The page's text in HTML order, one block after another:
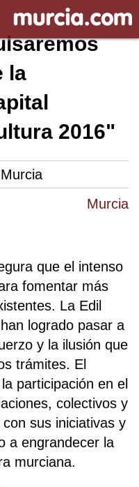
Murcia
la
2016"
que el intenso
fomentar más
La Edil
logrado pasar a
y la ilusión que
trámites. El
participación en el
colectivos y
sus iniciativas y
a engrandecer la
murciana.